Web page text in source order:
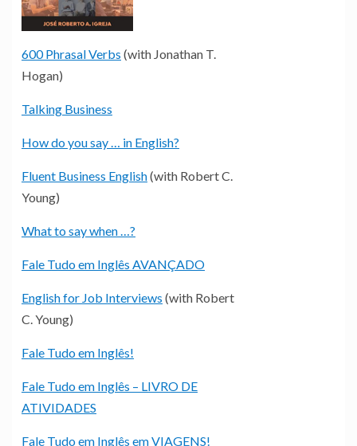
600 Phrasal Verbs (with Jonathan T.
Hogan)
Talking Business
How do you say … in English?
Fluent Business English(with Robert C.
Young)
What to say when …?
Fale Tudo em Inglês AVANÇADO
English for Job Interviews (with Robert
C. Young)
Fale Tudo em Inglês!
Fale Tudo em Inglês – LIVRO DE
ATIVIDADES
Fale Tudo em Inglês em VIAGENS!